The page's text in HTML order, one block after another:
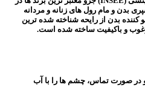
بدن و مام رول های زنانه و مردانه
بدن از رایحه شناخته شده ترین
و باکیفیت ساخته شده است.
و در صورت تماس، چشم ها را با آب